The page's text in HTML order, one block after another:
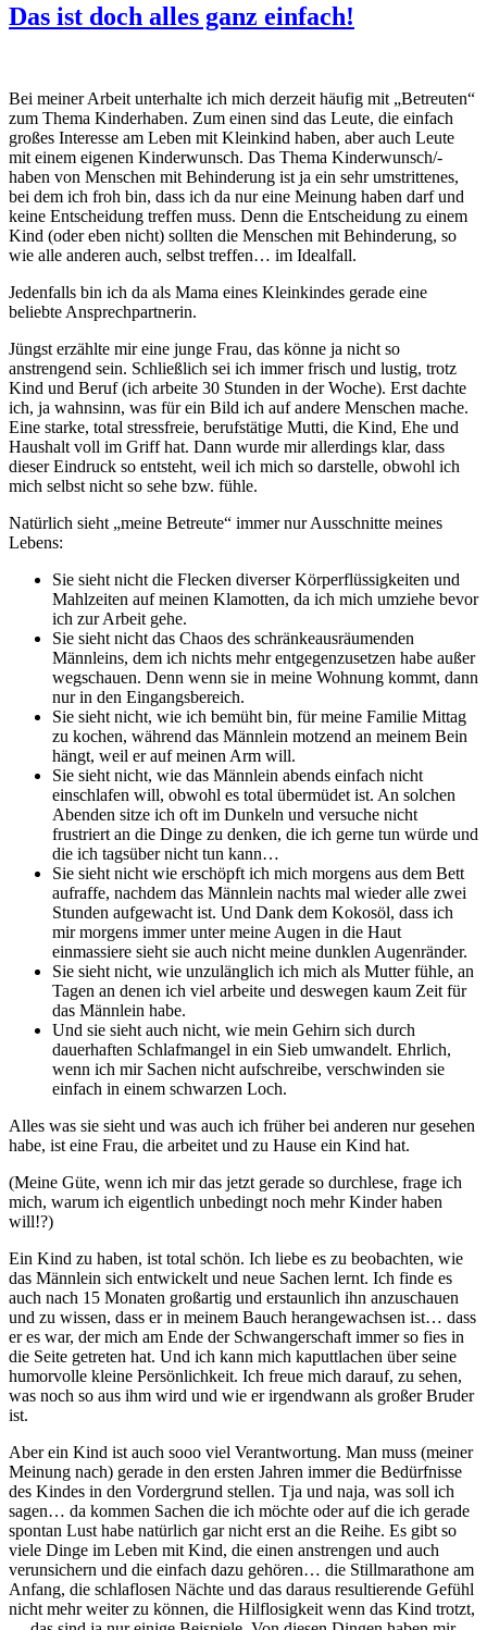
Das ist doch alles ganz einfach!
Bei meiner Arbeit unterhalte ich mich derzeit häufig mit „Betreuten“
zum Thema Kinderhaben. Zum einen sind das Leute, die einfach
großes Interesse am Leben mit Kleinkind haben, aber auch Leute
mit einem eigenen Kinderwunsch. Das Thema Kinderwunsch/-
haben von Menschen mit Behinderung ist ja ein sehr umstrittenes,
bei dem ich froh bin, dass ich da nur eine Meinung haben darf und
keine Entscheidung treffen muss. Denn die Entscheidung zu einem
Kind (oder eben nicht) sollten die Menschen mit Behinderung, so
wie alle anderen auch, selbst treffen… im Idealfall.
Jedenfalls bin ich da als Mama eines Kleinkindes gerade eine
beliebte Ansprechpartnerin.
Jüngst erzählte mir eine junge Frau, das könne ja nicht so
anstrengend sein. Schließlich sei ich immer frisch und lustig, trotz
Kind und Beruf (ich arbeite 30 Stunden in der Woche). Erst dachte
ich, ja wahnsinn, was für ein Bild ich auf andere Menschen mache.
Eine starke, total stressfreie, berufstätige Mutti, die Kind, Ehe und
Haushalt voll im Griff hat. Dann wurde mir allerdings klar, dass
dieser Eindruck so entsteht, weil ich mich so darstelle, obwohl ich
mich selbst nicht so sehe bzw. fühle.
Natürlich sieht „meine Betreute“ immer nur Ausschnitte meines
Lebens:
Sie sieht nicht die Flecken diverser Körperflüssigkeiten und
Mahlzeiten auf meinen Klamotten, da ich mich umziehe bevor
ich zur Arbeit gehe.
Sie sieht nicht das Chaos des schränkeausräumenden
Männleins, dem ich nichts mehr entgegenzusetzen habe außer
wegschauen. Denn wenn sie in meine Wohnung kommt, dann
nur in den Eingangsbereich.
Sie sieht nicht, wie ich bemüht bin, für meine Familie Mittag
zu kochen, während das Männlein motzend an meinem Bein
hängt, weil er auf meinen Arm will.
Sie sieht nicht, wie das Männlein abends einfach nicht
einschlafen will, obwohl es total übermüdet ist. An solchen
Abenden sitze ich oft im Dunkeln und versuche nicht
frustriert an die Dinge zu denken, die ich gerne tun würde und
die ich tagsüber nicht tun kann…
Sie sieht nicht wie erschöpft ich mich morgens aus dem Bett
aufraffe, nachdem das Männlein nachts mal wieder alle zwei
Stunden aufgewacht ist. Und Dank dem Kokosöl, dass ich
mir morgens immer unter meine Augen in die Haut
einmassiere sieht sie auch nicht meine dunklen Augenränder.
Sie sieht nicht, wie unzulänglich ich mich als Mutter fühle, an
Tagen an denen ich viel arbeite und deswegen kaum Zeit für
das Männlein habe.
Und sie sieht auch nicht, wie mein Gehirn sich durch
dauerhaften Schlafmangel in ein Sieb umwandelt. Ehrlich,
wenn ich mir Sachen nicht aufschreibe, verschwinden sie
einfach in einem schwarzen Loch.
Alles was sie sieht und was auch ich früher bei anderen nur gesehen
habe, ist eine Frau, die arbeitet und zu Hause ein Kind hat.
(Meine Güte, wenn ich mir das jetzt gerade so durchlese, frage ich
mich, warum ich eigentlich unbedingt noch mehr Kinder haben
will!?)
Ein Kind zu haben, ist total schön. Ich liebe es zu beobachten, wie
das Männlein sich entwickelt und neue Sachen lernt. Ich finde es
auch nach 15 Monaten großartig und erstaunlich ihn anzuschauen
und zu wissen, dass er in meinem Bauch herangewachsen ist… dass
er es war, der mich am Ende der Schwangerschaft immer so fies in
die Seite getreten hat. Und ich kann mich kaputtlachen über seine
humorvolle kleine Persönlichkeit. Ich freue mich darauf, zu sehen,
was noch so aus ihm wird und wie er irgendwann als großer Bruder
ist.
Aber ein Kind ist auch sooo viel Verantwortung. Man muss (meiner
Meinung nach) gerade in den ersten Jahren immer die Bedürfnisse
des Kindes in den Vordergrund stellen. Tja und naja, was soll ich
sagen… da kommen Sachen die ich möchte oder auf die ich gerade
spontan Lust habe natürlich gar nicht erst an die Reihe. Es gibt so
viele Dinge im Leben mit Kind, die einen anstrengen und auch
verunsichern und die einfach dazu gehören… die Stillmarathone am
Anfang, die schlaflosen Nächte und das daraus resultierende Gefühl
nicht mehr weiter zu können, die Hilflosigkeit wenn das Kind trotzt,